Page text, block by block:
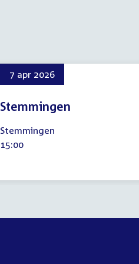
7 apr 2026
Stemmingen
april
2026
Stemmingen
Tijd
15:00